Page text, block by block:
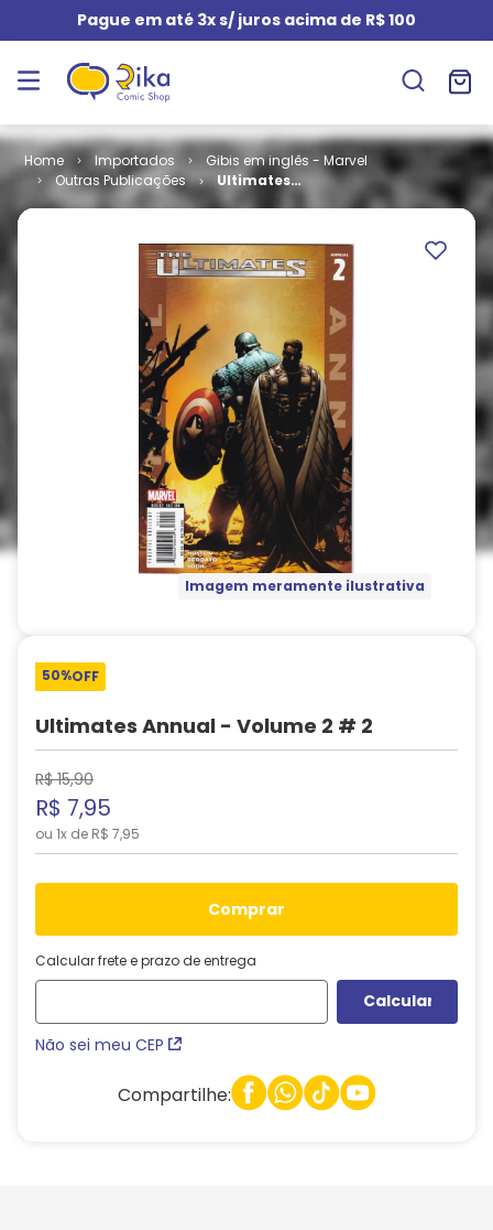
Pague em até 3x s/ juros acima de R$ 100
Importados
Gibis em inglês - Marvel
Outras Publicações
Ultimates
Annual -
Imagem meramente ilustrativa
50%OFF
Ultimates Annual - Volume 2 # 2
R$ 15,90
R$ 7,95
ou 1x de R$ 7,95
comprar
Calcular frete e prazo de entrega
Não sei meu CEP
Compartilhe: